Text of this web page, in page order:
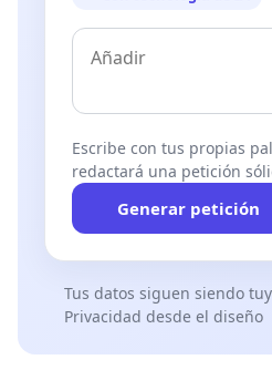
Escribe con tus propias
redactará una petición
Generar petición
Tus datos siguen siendo
Privacidad desde el diseño